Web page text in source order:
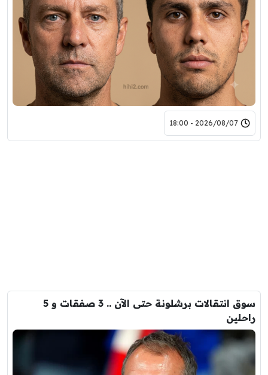
2026/08/07 - 18:00
سوق انتقالات برشلونة حتى الآن .. 3 صفقات و 5
راحلين